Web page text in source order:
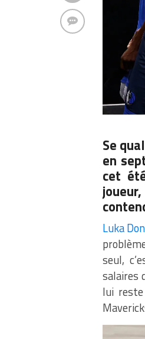
Se
en
cet
Luka
seul,
salaires
lui